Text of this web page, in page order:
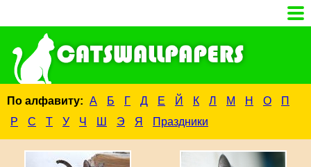
По алфавиту: А Б Г Д Е Й К Л М Н О
П
Р
С Т У Ч Ш Э Я Праздники